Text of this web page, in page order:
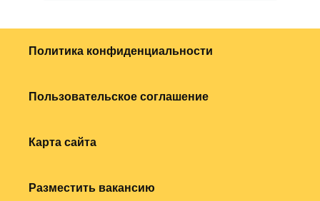
Политика конфиденциальности
Пользовательское соглашение
Карта сайта
Разместить вакансию